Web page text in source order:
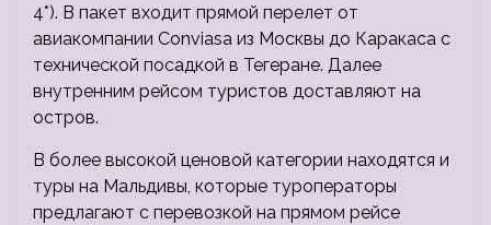
4*). В пакет входит прямой перелет от
авиакомпании Conviasa из Москвы до Каракаса с
технической посадкой в Тегеране. Далее
внутренним рейсом туристов доставляют на
остров.
В более высокой ценовой категории находятся и
туры на Мальдивы, которые туроператоры
предлагают с перевозкой на прямом рейсе